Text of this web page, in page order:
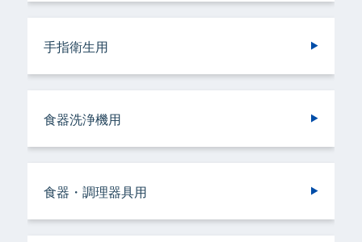
手指衛生用
食器洗浄機用
食器・調理器具用
食器洗浄機用
トイレ用
手指衛生用
施設用
施設用
トイレ用
ヘアケア＆ボディケア用
バスルーム用
食器・調理器具用
厨房機器・設備用
調理サポート用
トイレ用
ング用
ドライクリーニング用
トイレ用
ング用
ドライクリーニング用